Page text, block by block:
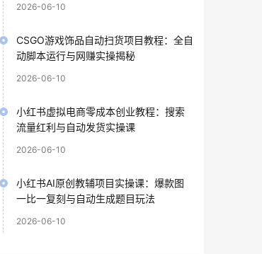
2026-06-10
CSGO游戏饰品自动扫货项目教程：全自
动脚本运行与网赚实操揭秘
2026-06-10
小红书虚拟电商零成本创业教程：搜索
流量红利与自动发货实操课
2026-06-10
小红书AI原创教辅项目实操课：爆款图
一比一复刻与自动生成题目玩法
2026-06-10